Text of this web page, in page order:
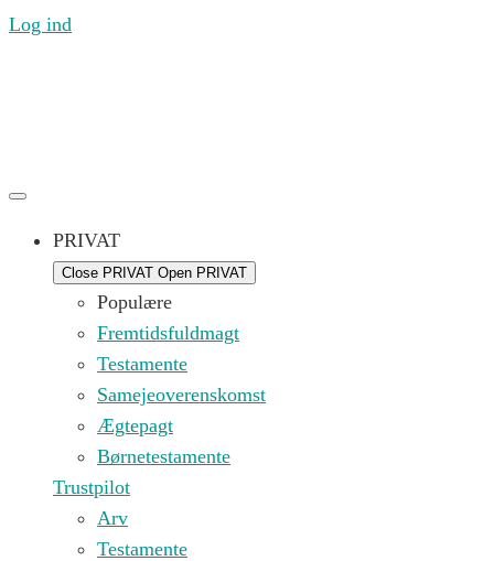
Log ind
PRIVAT
Close PRIVAT Open PRIVAT
Populære
Fremtidsfuldmagt
Testamente
Samejeoverenskomst
Ægtepagt
Børnetestamente
Trustpilot
Arv
Testamente